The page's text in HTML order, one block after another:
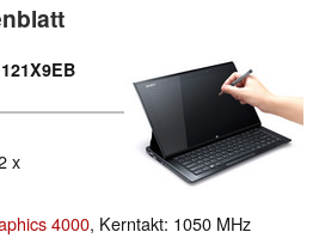
x
4000, Kerntakt: 1050 MHz